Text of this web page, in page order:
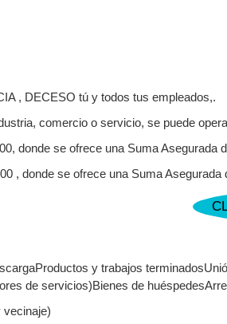
, DECESO tú y todos tus empleados,.
comercio o servicio, se puede
donde se ofrece una Suma Asegurada
, donde se ofrece una Suma Asegurada
y trabajos
de servicios)Bienes de
vecinaje)